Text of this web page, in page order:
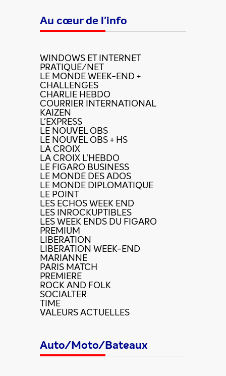
Au cœur de l'info
WINDOWS ET INTERNET
PRATIQUE/NET
LE MONDE WEEK-END +
CHALLENGES
CHARLIE HEBDO
COURRIER INTERNATIONAL
KAIZEN
L'EXPRESS
LE NOUVEL OBS
LE NOUVEL OBS + HS
LA CROIX
LA CROIX L'HEBDO
LE FIGARO BUSINESS
LE MONDE DES ADOS
LE MONDE DIPLOMATIQUE
LE POINT
LES ECHOS WEEK END
LES INROCKUPTIBLES
LES WEEK ENDS DU FIGARO
PREMIUM
LIBERATION
LIBERATION WEEK-END
MARIANNE
PARIS MATCH
PREMIERE
ROCK AND FOLK
SOCIALTER
TIME
VALEURS ACTUELLES
Auto/Moto/Bateaux